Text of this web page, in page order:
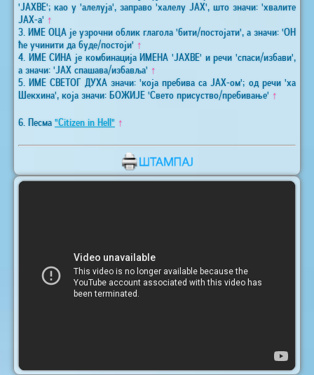
'ЈАХВЕ'; као у 'алелуја', заправо 'халелу ЈАХ', што значи: 'хвалите
ЈАХ-а' ↑
3. ИМЕ ОЦА је узрочни облик глагола 'бити/постојати', а значи: 'ОН
ће учинити да буде/постоји' ↑
4. ИМЕ СИНА је комбинација ИМЕНА 'ЈАХВЕ' и речи 'спаси/избави',
а значи: 'ЈАХ спашава/избавља' ↑
5. ИМЕ СВЕТОГ ДУХА значи: 'која пребива са ЈАХ-ом'; од речи 'ха
Шекхина', која значи: БОЖИЈЕ 'Свето присуство/пребивање' ↑
6. Песма "Citizen in Hell" ↑